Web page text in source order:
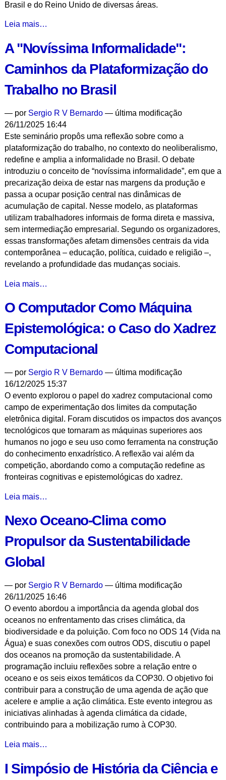
Brasil e do Reino Unido de diversas áreas.
Diálogo
Reino
Pré-
da
às
Políticas
Públicas
(1
de
2)
-
Leia mais…
A "Novíssima Informalidade":
Caminhos da Plataformização do
Trabalho no Brasil
— por Sergio R V Bernardo— última modificação
26/11/2025 16:44
Este seminário propôs uma reflexão sobre como a
plataformização do trabalho, no contexto do neoliberalismo,
redefine e amplia a informalidade no Brasil. O debate
introduziu o conceito de “novíssima informalidade”, em que a
precarização deixa de estar nas margens da produção e
passa a ocupar posição central nas dinâmicas de
acumulação de capital. Nesse modelo, as plataformas
utilizam trabalhadores informais de forma direta e massiva,
sem intermediação empresarial. Segundo os organizadores,
essas transformações afetam dimensões centrais da vida
contemporânea – educação, política, cuidado e religião –,
revelando a profundidade das mudanças sociais.
A
Informalidade":
da
do
no
Brasil
-
Leia mais…
O Computador Como Máquina
Epistemológica: o Caso do Xadrez
Computacional
— por Sergio R V Bernardo— última modificação
16/12/2025 15:37
O evento explorou o papel do xadrez computacional como
campo de experimentação dos limites da computação
eletrônica digital. Foram discutidos os impactos dos avanços
tecnológicos que tornaram as máquinas superiores aos
humanos no jogo e seu uso como ferramenta na construção
do conhecimento enxadrístico. A reflexão vai além da
competição, abordando como a computação redefine as
fronteiras cognitivas e epistemológicas do xadrez.
O
Como
Epistemológica:
Caso
Xadrez
Computacional
-
Leia mais…
Nexo Oceano-Clima como
Propulsor da Sustentabilidade
Global
— por Sergio R V Bernardo— última modificação
26/11/2025 16:46
O evento abordou a importância da agenda global dos
oceanos no enfrentamento das crises climática, da
biodiversidade e da poluição. Com foco no ODS 14 (Vida na
Água) e suas conexões com outros ODS, discutiu o papel
dos oceanos na promoção da sustentabilidade. A
programação incluiu reflexões sobre a relação entre o
oceano e os seis eixos temáticos da COP30. O objetivo foi
contribuir para a construção de uma agenda de ação que
acelere e amplie a ação climática. Este evento integrou as
iniciativas alinhadas à agenda climática da cidade,
contribuindo para a mobilização rumo à COP30.
Nexo
Clima
Leia mais…
I Simpósio de História da Ciência e